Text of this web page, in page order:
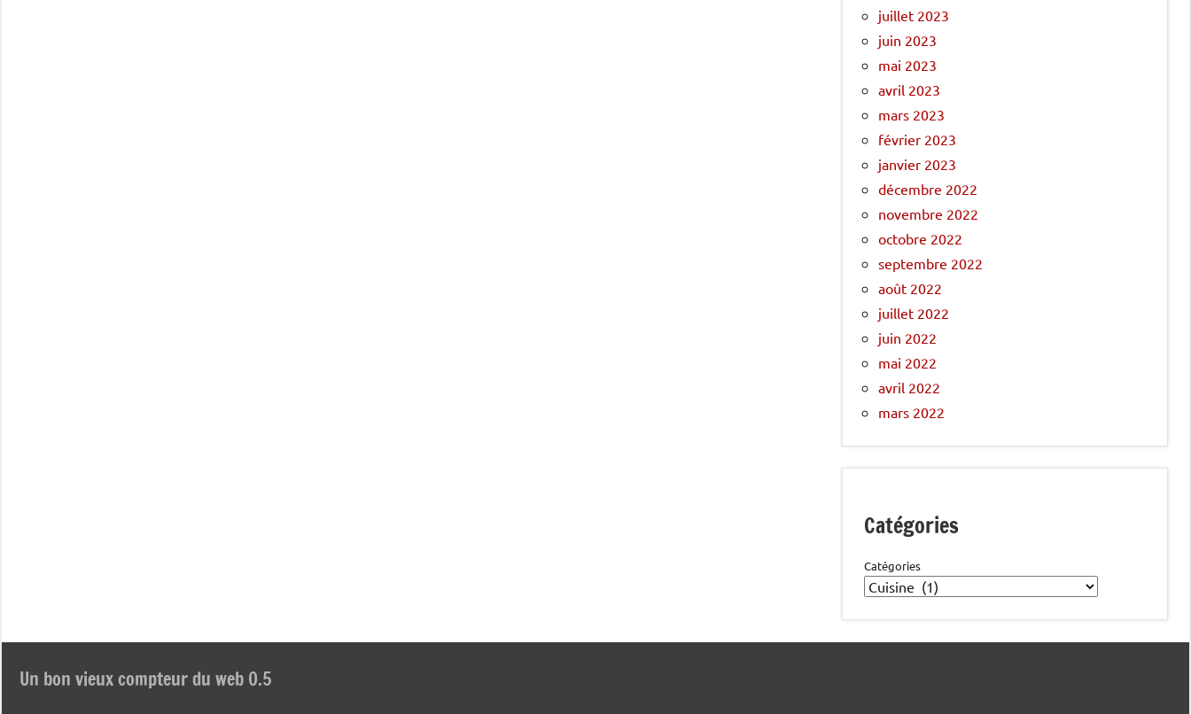
juillet 2023
juin 2023
mai 2023
avril 2023
mars 2023
février 2023
janvier 2023
décembre 2022
novembre 2022
octobre 2022
septembre 2022
août 2022
juillet 2022
juin 2022
mai 2022
avril 2022
mars 2022
Catégories
Catégories
Un bon vieux compteur du web 0.5